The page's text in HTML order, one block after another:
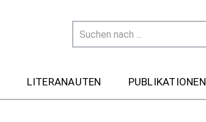
LITERANAUTEN PUBLIKATIONEN